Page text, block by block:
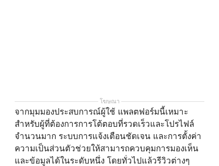
โฆษณา
จากมุมมองประสบการณ์ผู้ใช้ แพลตฟอร์มนี้เหมาะ
สำหรับผู้ที่ต้องการการโต้ตอบที่รวดเร็วและโปรไฟล์
จำนวนมาก ระบบการแจ้งเตือนชัดเจน และการตั้งค่า
ความเป็นส่วนตัวช่วยให้สามารถควบคุมการมองเห็น
และข้อมูลได้ในระดับหนึ่ง โดยทั่วไปแล้วรีวิวต่างๆ